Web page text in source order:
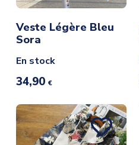
Veste Légère Bleu
Sora
En stock
34,90 €